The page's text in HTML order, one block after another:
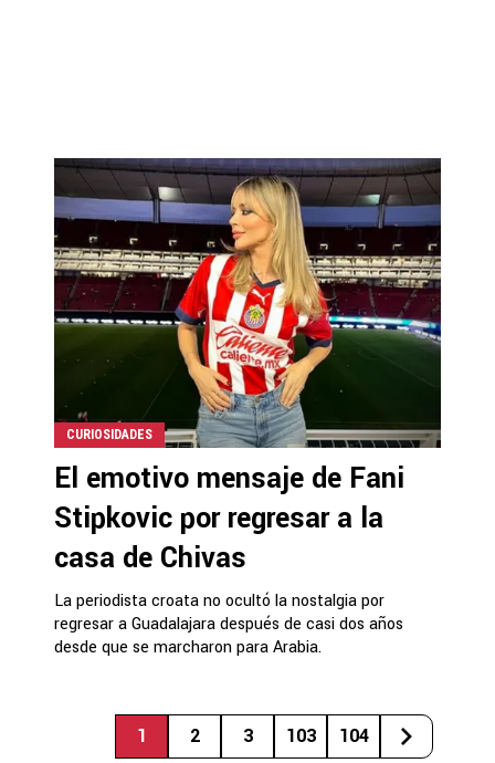
CURIOSIDADES
El emotivo mensaje de Fani
Stipkovic por regresar a la
casa de Chivas
La periodista croata no ocultó la nostalgia por
regresar a Guadalajara después de casi dos años
desde que se marcharon para Arabia.
1 2 3 103 104